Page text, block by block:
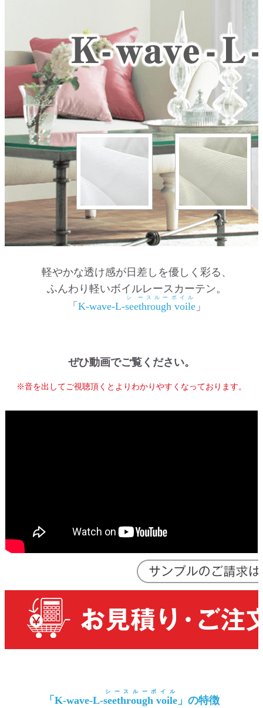
軽やかな透け感が日差しを優しく彩る、
ふんわり軽いボイルレースカーテン。
「 K-wave-L-seethrough voile
シ ースルーボイル
」
ぜひ動画でご覧ください。
※音を出してご視聴頂くとよりわかりやすくなっております。
「K-wave-L-seethrough voile
シースルーボイル
」の特徴